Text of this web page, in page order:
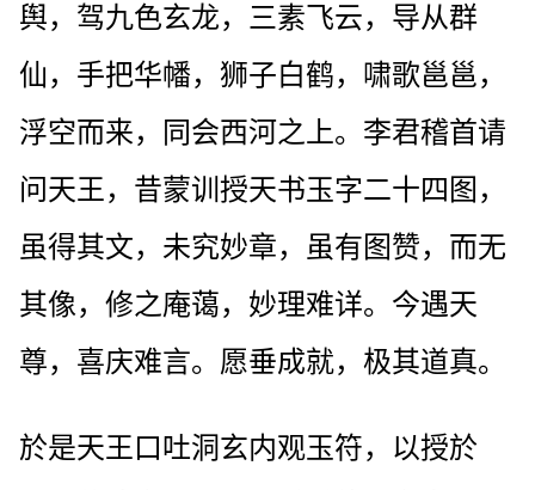
舆，驾九色玄龙，三素飞云，导从群
仙，手把华幡，狮子白鹤，啸歌邕邕，
浮空而来，同会西河之上。李君稽首请
问天王，昔蒙训授天书玉字二十四图，
虽得其文，未究妙章，虽有图赞，而无
其像，修之庵蔼，妙理难详。今遇天
尊，喜庆难言。愿垂成就，极其道真。
於是天王口吐洞玄内观玉符，以授於